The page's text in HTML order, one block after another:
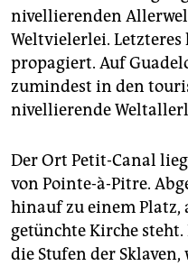
nivellierenden
Weltvielerlei.
propagiert. Auf
zumindest in den
nivellierende
Der Ort Petit-Canal
von Pointe-à-Pitre.
hinauf zu einem Platz,
getünchte Kirche steht.
die Stufen der